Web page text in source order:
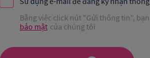
Bằng việc click nút "Gửi thông tin",
bảo mật của chúng tôi